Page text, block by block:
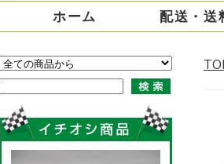
ホーム 配送・送